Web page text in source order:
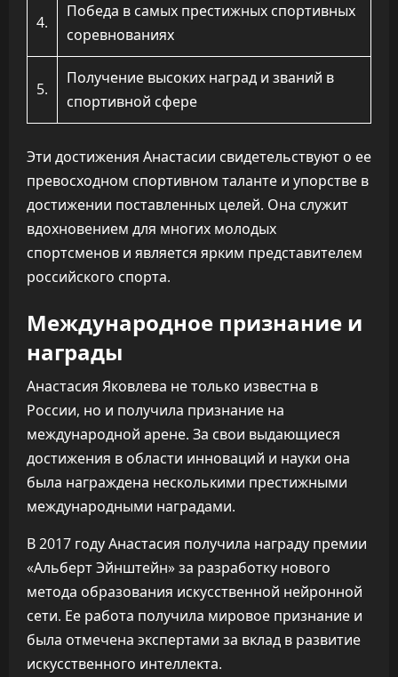
4.
Победа в самых престижных спортивных
соревнованиях
5.
Получение высоких наград и званий в
спортивной сфере
Эти достижения Анастасии свидетельствуют о ее
превосходном спортивном таланте и упорстве в
достижении поставленных целей. Она служит
вдохновением для многих молодых
спортсменов и является ярким представителем
российского спорта.
Международное признание и
награды
Анастасия Яковлева не только известна в
России, но и получила признание на
международной арене. За свои выдающиеся
достижения в области инноваций и науки она
была награждена несколькими престижными
международными наградами.
В 2017 году Анастасия получила награду премии
«Альберт Эйнштейн» за разработку нового
метода образования искусственной нейронной
сети. Ее работа получила мировое признание и
была отмечена экспертами за вклад в развитие
искусственного интеллекта.